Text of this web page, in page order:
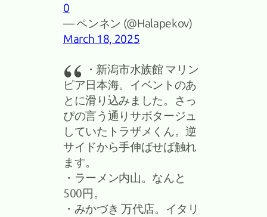
0
— ペンネン (@Halapekov)
March 18, 2025
・新潟市水族館 マリン
ピア日本海。イベントのあ
とに滑り込みました。さっ
ぴの言う通りサボタージュ
していたトラザメくん。逆
サイドから手伸ばせば触れ
ます。
・ラーメン内山。なんと
500円。
・みかづき 万代店。イタリ